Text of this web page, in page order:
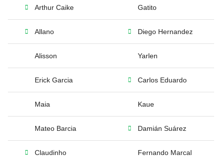
Arthur Caike Gatito
Allano Diego Hernandez
Alisson Yarlen
Erick Garcia Carlos Eduardo
Maia Kaue
Mateo Barcia Damián Suárez
Claudinho Fernando Marcal